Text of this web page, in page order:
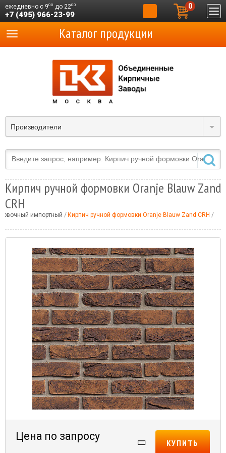
ежедневно с 900 до 2200
+7 (495) 966-23-99
0
Производители
Каталог продукции
Кирпич ручной формовки Oranje Blauw Zand
CRH
импортный Кирпич ручной формовки Oranje Blauw Zand CRH
Цена по запросу
КУПИТЬ